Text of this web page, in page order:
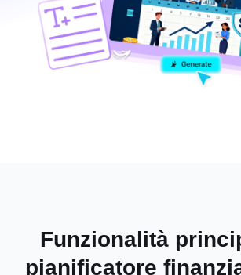
Funzionalità
pianificatore